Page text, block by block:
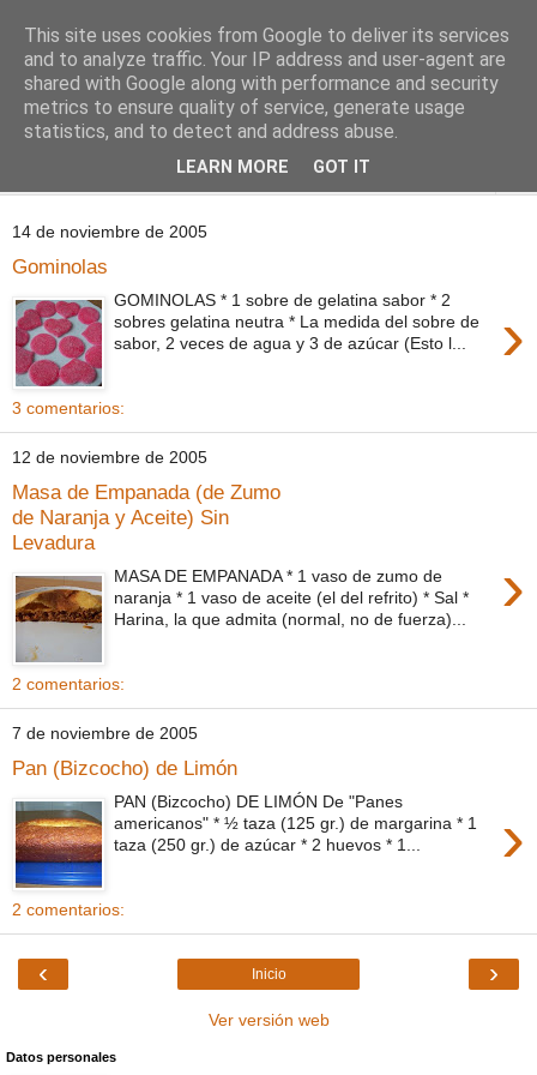
Comoju
La Cocina del Día a Día y el día a día de la Gastronomía
14 de noviembre de 2005
Gominolas
›
GOMINOLAS * 1 sobre de gelatina sabor * 2
sobres gelatina neutra * La medida del sobre de
sabor, 2 veces de agua y 3 de azúcar (Esto l...
3 comentarios:
12 de noviembre de 2005
Masa de Empanada (de Zumo
de Naranja y Aceite) Sin
Levadura
›
MASA DE EMPANADA * 1 vaso de zumo de
naranja * 1 vaso de aceite (el del refrito) * Sal *
Harina, la que admita (normal, no de fuerza)...
2 comentarios:
7 de noviembre de 2005
Pan (Bizcocho) de Limón
›
PAN (Bizcocho) DE LIMÓN De "Panes
americanos" * ½ taza (125 gr.) de margarina * 1
taza (250 gr.) de azúcar * 2 huevos * 1...
2 comentarios:
‹ ›
Inicio
Ver versión web
Datos personales
This site uses cookies from Google to deliver its services
and to analyze traffic. Your IP address and user-agent are
shared with Google along with performance and security
metrics to ensure quality of service, generate usage
statistics, and to detect and address abuse.
LEARN MORE GOT IT